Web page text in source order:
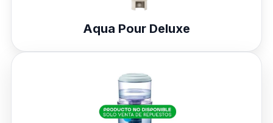
Aqua Pour Deluxe